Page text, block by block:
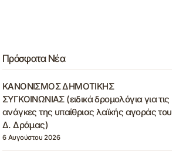
Πρόσφατα Νέα
ΚΑΝΟΝΙΣΜΟΣ ΔΗΜΟΤΙΚΗΣ
ΣΥΓΚΟΙΝΩΝΙΑΣ (ειδικά δρομολόγια για τις
ανάγκες της υπαίθριας λαϊκής αγοράς του
Δ. Δράμας)
6 Αυγούστου 2026